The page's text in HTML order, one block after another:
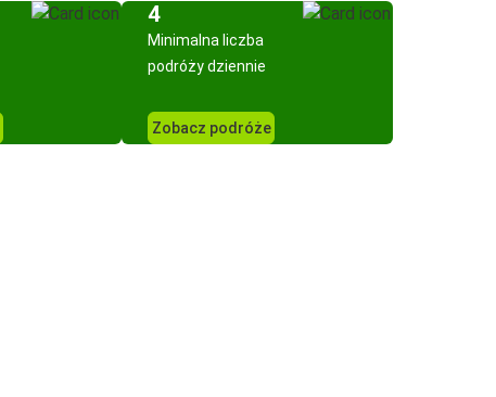
4
Minimalna liczba
podróży dziennie
Zobacz podróże